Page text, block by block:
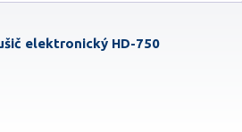
elektronický HD-750